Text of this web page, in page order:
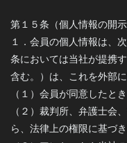
第１５条（個人情報の開示
１．会員の個人情報は、
条においては当社が提携
含む。）は、これを外部に
（１）会員が同意したとき
（２）裁判所、弁護士会
ら、法律上の権限に基づ